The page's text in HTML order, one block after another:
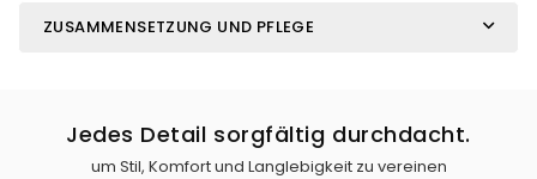
ZUSAMMENSETZUNG UND PFLEGE
Jedes Detail sorgfältig durchdacht.
um Stil, Komfort und Langlebigkeit zu vereinen